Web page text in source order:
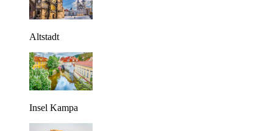
Altstadt
Insel Kampa